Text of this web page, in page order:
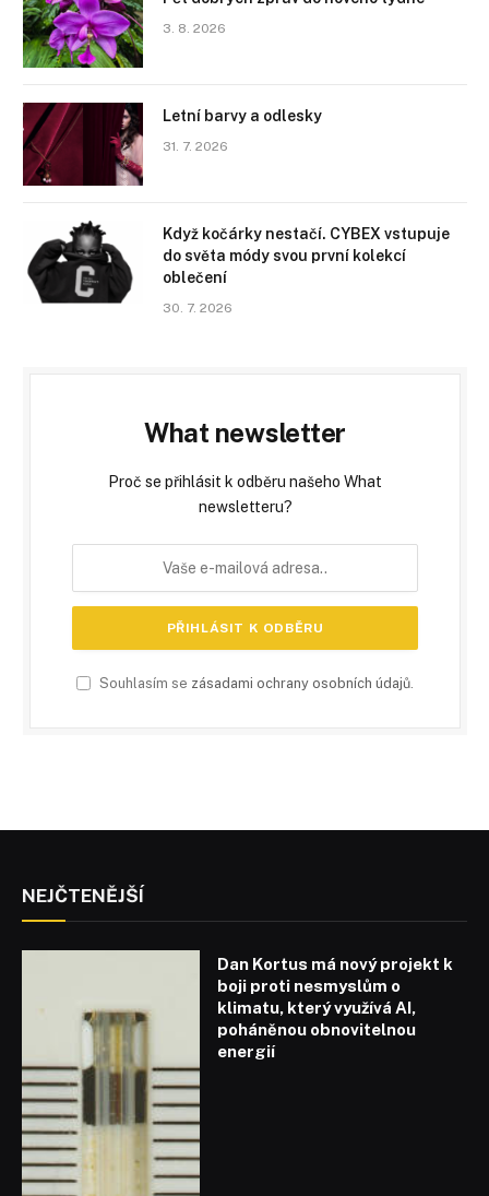
3. 8. 2026
Letní barvy a odlesky
31. 7. 2026
Když kočárky nestačí. CYBEX vstupuje
do světa módy svou první kolekcí
oblečení
30. 7. 2026
What newsletter
Proč se přihlásit k odběru našeho What
newsletteru?
Souhlasím se zásadami ochrany osobních údajů
NEJČTENĚJŠÍ
Dan Kortus má nový projekt k
boji proti nesmyslům o
klimatu, který využívá AI,
poháněnou obnovitelnou
energií